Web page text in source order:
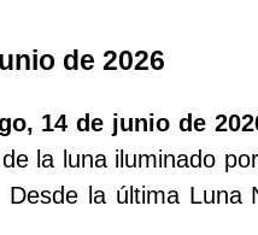
de 2026
14 de junio de
la luna iluminado
la última Luna